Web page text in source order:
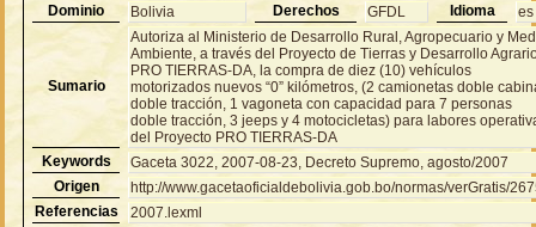
Dominio
Bolivia Derechos GFDL Idioma es
Sumario
Autoriza al Ministerio de Desarrollo Rural, Agropecuario y
Ambiente, a través del Proyecto de Tierras y Desarrollo
PRO TIERRAS-DA, la compra de diez (10) vehículos
motorizados nuevos “0” kilómetros, (2 camionetas doble
doble tracción, 1 vagoneta con capacidad para 7 personas
doble tracción, 3 jeeps y 4 motocicletas) para labores
del Proyecto PRO TIERRAS-DA
Keywords
Gaceta 3022, 2007-08-23, Decreto Supremo, agosto/2007
Origen
http://www.gacetaoficialdebolivia.gob.bo/normas/verGratis/
Referencias
2007.lexml